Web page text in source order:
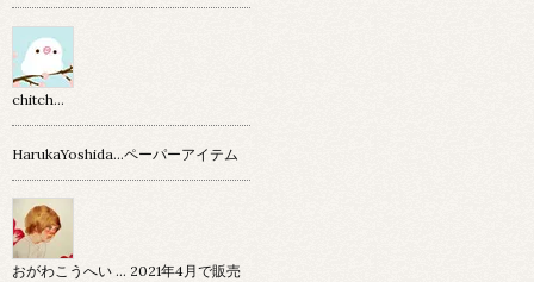
chitch…
HarukaYoshida…ペーパーアイテム
おがわこうへい … 2021年4月で販売